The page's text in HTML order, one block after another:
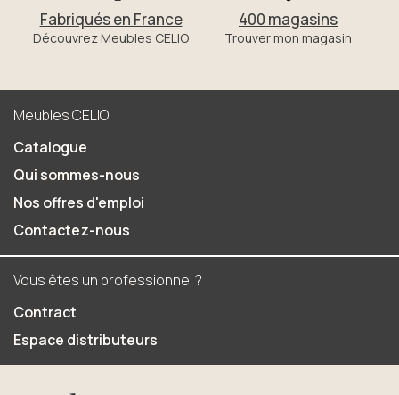
Fabriqués en France
Découvrez Meubles CELIO
400 magasins
Trouver mon magasin
Meubles CELIO
Catalogue
Qui sommes-nous
Nos offres d'emploi
Contactez-nous
Vous êtes un professionnel ?
Contract
Espace distributeurs